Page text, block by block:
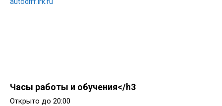
Часы работы и обучения</h3
Открыто до 20:00